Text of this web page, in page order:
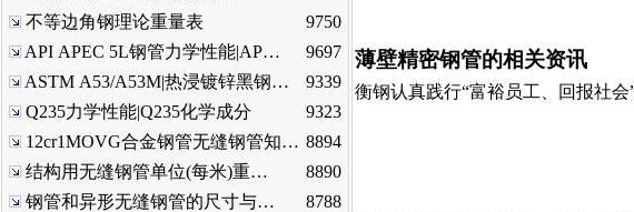
不等边角钢理论重量表
9750
API APEC 5L钢管力学性能|AP…
9697
ASTM A53/A53M|热浸镀锌黑钢…
9339
Q235力学性能|Q235化学成分
9323
12cr1MOVG合金钢管无缝钢管知… 8894
结构用无缝钢管单位(每米)重…
8890
钢管和异形无缝钢管的尺寸与…
8788
薄壁精密钢管的相关资讯
衡钢认真践行“富裕员工、回报社